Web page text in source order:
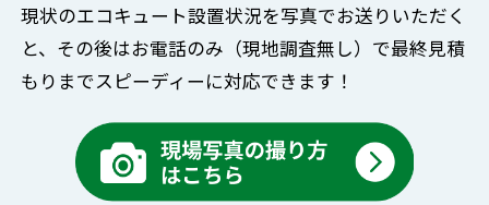
現状のエコキュート設置状況を写真でお送りいただく
と、 その後はお電話のみ（現地調査無し）で最終見積
もりまでスピーディーに対応できます！